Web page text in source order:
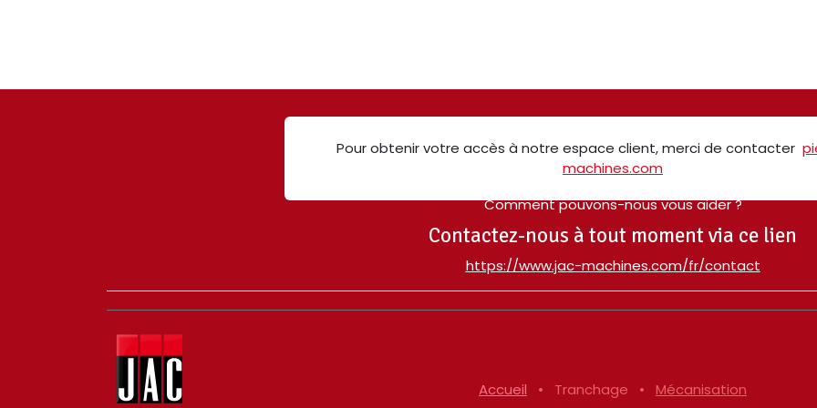
Pour obtenir votre accès à notre espace client, merci de contacter
machines.com
Comment pouvons-nous vous aider ?
Contactez-nous à tout moment via ce lien
​https://www.jac-machines.com/fr/contact
Accueil • Tranchage • Mécanisation